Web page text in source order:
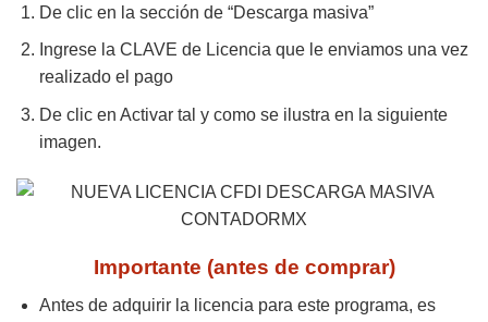
De clic en la sección de “Descarga masiva”
Ingrese la CLAVE de Licencia que le enviamos una vez
realizado el pago
De clic en Activar tal y como se ilustra en la siguiente
imagen.
Importante (antes de comprar)
Antes de adquirir la licencia para este programa, es